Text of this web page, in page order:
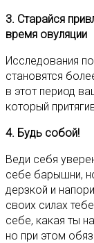
3. Старайся
время овуляции
Исследования
становятся
в этот период
который
4. Будь собой!
Веди себя
себе барышни,
дерзкой и
своих силах
себе, какая ты
но при этом